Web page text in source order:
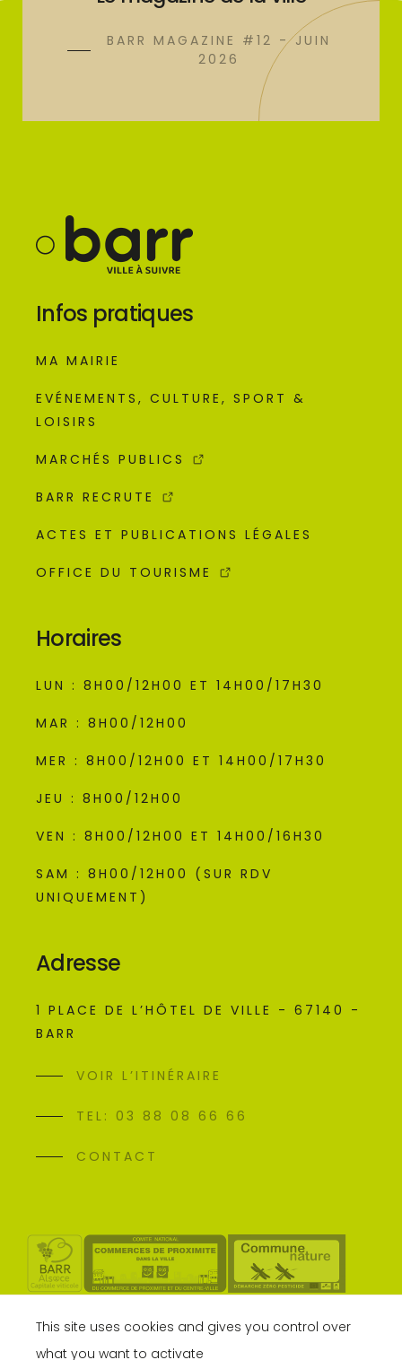
BARR MAGAZINE #12 - JUIN
2026
Infos pratiques
MA MAIRIE
EVÉNEMENTS, CULTURE, SPORT &
LOISIRS
MARCHÉS PUBLICS
BARR RECRUTE
ACTES ET PUBLICATIONS LÉGALES
OFFICE DU TOURISME
Horaires
LUN : 8H00/12H00 ET 14H00/17H30
MAR : 8H00/12H00
MER : 8H00/12H00 ET 14H00/17H30
JEU : 8H00/12H00
VEN : 8H00/12H00 ET 14H00/16H30
SAM : 8H00/12H00 (SUR RDV
UNIQUEMENT)
Adresse
1 PLACE DE L’HÔTEL DE VILLE - 67140 -
BARR
VOIR L’ITINÉRAIRE
TEL: 03 88 08 66 66
CONTACT
This site uses cookies and gives you control over
what you want to activate